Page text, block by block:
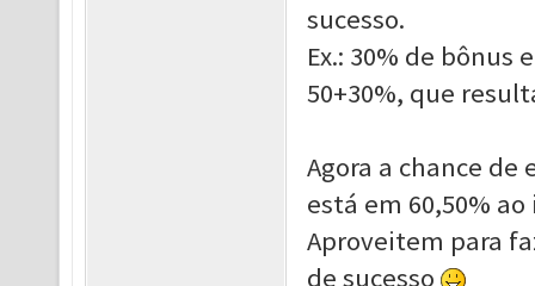
sucesso.
Ex.: 30% de bônus
50+30%, que
Agora a chance
está em 60,50% ao
Aproveitem para
de sucesso